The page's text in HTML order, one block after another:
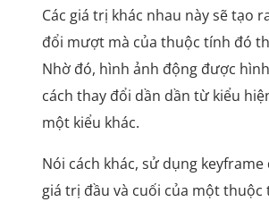
Các giá trị khác nhau này sẽ tạo
đổi mượt mà của thuộc tính đó
Nhờ đó, hình ảnh động được
cách thay đổi dần dần từ kiểu
một kiểu khác.
Nói cách khác, sử dụng keyframe
giá trị đầu và cuối của một thuộc